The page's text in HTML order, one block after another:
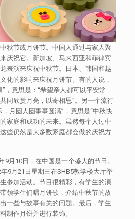
秋节或月饼节。中国人通过与家人聚
庆祝它。新加坡、马来西亚和菲律宾
表演来庆祝中秋节。日本、韩国和越
化的影响来庆祝月饼节。有的人说，
，意思是：“希望亲人都可以平安常
同欣赏月亮，以寄相思”。另一个流行
月圆人圆事事圆满”，意思是“中秋快
家庭和成功的未来。虽然每个人过中
些仍然是大多数家庭都会做的庆祝方
月10日，在中国是一个盛大的节日。
9月21日星期三在SHB5教学楼大厅举
参加活动。节目很精彩，有学生的演
领学生们唱月饼歌，介绍中秋节的故
一些与故事有关的问题。最后，学生
制作月饼并进行装饰。